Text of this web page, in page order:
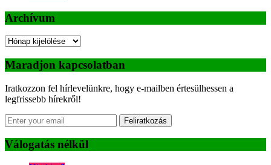
Archívum
Archívum
Maradjon kapcsolatban
Iratkozzon fel hírlevelünkre, hogy e-mailben értesülhessen a
legfrissebb hírekről!
Feliratkozás
Válogatás nélkül